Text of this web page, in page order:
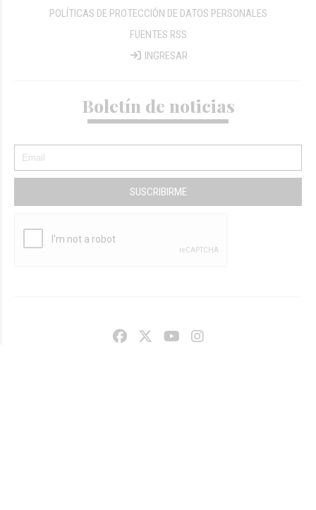
POLÍTICAS DE PROTECCIÓN DE DATOS PERSONALES
FUENTES RSS
INGRESAR
Boletín de noticias
SUSCRIBIRME